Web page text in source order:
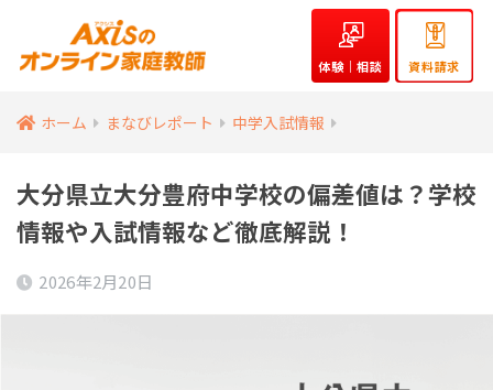
体験｜相談 資料請求
ホーム まなびレポート 中学入試情報
大分県立大分豊府中学校の偏差値は？学校
情報や入試情報など徹底解説！
2026年2月20日